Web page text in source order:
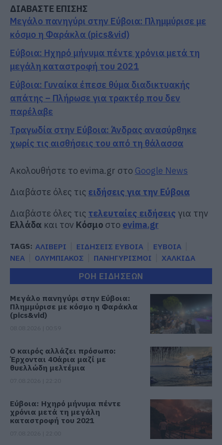
ΔΙΑΒΑΣΤΕ ΕΠΙΣΗΣ
Μεγάλο πανηγύρι στην Εύβοια: Πλημμύρισε με
κόσμο η Φαράκλα (pics&vid)
Εύβοια: Ηχηρό μήνυμα πέντε χρόνια μετά τη
μεγάλη καταστροφή του 2021
Εύβοια: Γυναίκα έπεσε θύμα διαδικτυακής
απάτης – Πλήρωσε για τρακτέρ που δεν
παρέλαβε
Τραγωδία στην Εύβοια: Άνδρας ανασύρθηκε
χωρίς τις αισθήσεις του από τη θάλασσα
Ακολουθήστε το evima.gr στο Google News
Διαβάστε όλες τις ειδήσεις για την Εύβοια
Διαβάστε όλες τις τελευταίες ειδήσεις για την
Ελλάδα και τον Κόσμο στο evima.gr
TAGS: ΑΛΙΒΕΡΙ ΕΙΔΗΣΕΙΣ ΕΥΒΟΙΑ
ΕΥΒΟΙΑ
ΝΕΑ
ΟΛΥΜΠΙΑΚΟΣ ΠΑΝΗΓΥΡΙΣΜΟΙ ΧΑΛΚΙΔΑ
ΡΟΗ ΕΙΔΗΣΕΩΝ
Μεγάλο πανηγύρι στην Εύβοια:
Πλημμύρισε με κόσμο η Φαράκλα
(pics&vid)
Ο καιρός αλλάζει πρόσωπο:
Έρχονται 40άρια μαζί με
θυελλώδη μελτέμια
Εύβοια: Ηχηρό μήνυμα πέντε
χρόνια μετά τη μεγάλη
καταστροφή του 2021